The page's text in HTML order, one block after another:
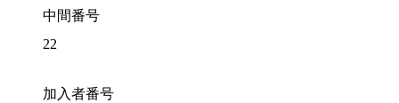
中間番号
22
加入者番号